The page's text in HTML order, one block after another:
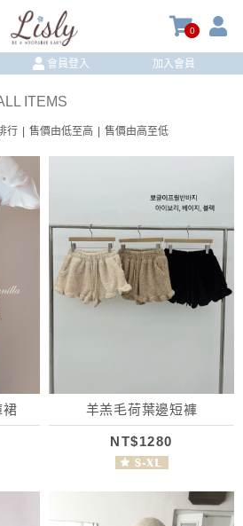
0
會員登入 加入會員
ITEMS
行 售價由低至高 售價由高至低
裙 羊羔毛荷葉邊短褲
NT$1280